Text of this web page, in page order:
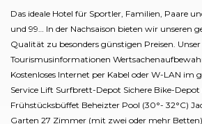
Das ideale Hotel für Sportler, Familien, Paare
und 99… In der Nachsaison bieten wir unseren
Qualität zu besonders günstigen Preisen.
Tourismusinformationen
Kostenloses Internet per Kabel oder W-LAN im
Service Lift Surfbrett-Depot Sichere Bike-
Frühstücksbüffet Beheizter Pool (30°- 32°C)
Garten 27 Zimmer (mit zwei oder mehr